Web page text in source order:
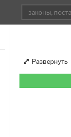
Развернуть